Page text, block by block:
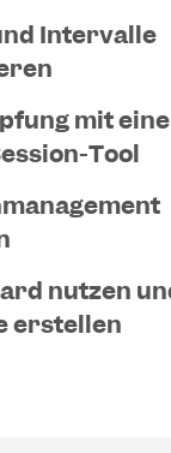
Intervalle
mit
Tool
nutzen
erstellen